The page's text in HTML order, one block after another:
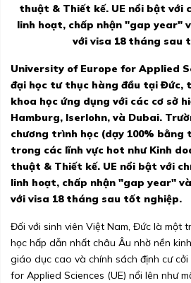
thuật & Thiết kế. UE nổi bật với
linh hoạt, chấp nhận "gap year"
với visa 18 tháng sau
University of Europe for Applied
đại học tư thục hàng đầu tại Đức,
khoa học ứng dụng với các cơ sở
Hamburg, Iserlohn, và Dubai.
chương trình học (dạy 100% bằng
trong các lĩnh vực hot như Kinh
thuật & Thiết kế. UE nổi bật với
linh hoạt, chấp nhận "gap year"
với visa 18 tháng sau tốt nghiệp.
Đối với sinh viên Việt Nam, Đức là một
học hấp dẫn nhất châu Âu nhờ nền
giáo dục cao và chính sách định cư cởi
for Applied Sciences (UE) nổi lên như